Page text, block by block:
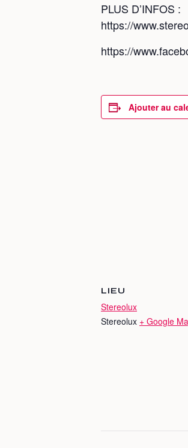
PLUS D’INFOS :
https://
https://
Ajouter au
LIEU
Stereolux
Stereolux + Google